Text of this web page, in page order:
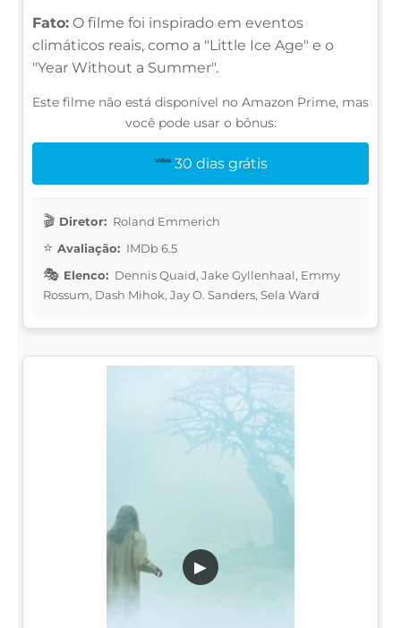
Fato: O filme foi inspirado em eventos
climáticos reais, como a "Little Ice Age" e o
"Year Without a Summer".
Este filme não está disponível no Amazon Prime, mas
você pode usar o bônus:
30 dias grátis
Diretor: Roland Emmerich
Avaliação: IMDb 6.5
Elenco: Dennis Quaid, Jake Gyllenhaal, Emmy
Rossum, Dash Mihok, Jay O. Sanders, Sela Ward
▶